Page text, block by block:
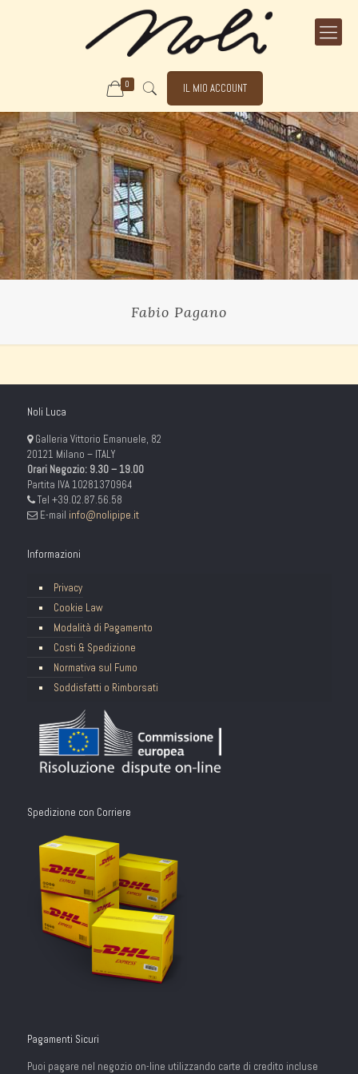
0 IL MIO ACCOUNT
Fabio Pagano
Noli Luca
Galleria Vittorio Emanuele, 82
20121 Milano – ITALY
Orari Negozio: 9.30 – 19.00
Partita IVA 10281370964
Tel +39.02.87.56.58
E-mail info@nolipipe.it
Informazioni
Privacy
Cookie Law
Modalità di Pagamento
Costi & Spedizione
Normativa sul Fumo
Soddisfatti o Rimborsati
Spedizione con Corriere
Pagamenti Sicuri
Puoi pagare nel negozio on-line utilizzando carte di credito incluse